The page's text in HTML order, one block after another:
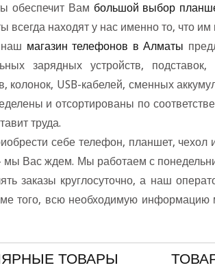
обеспечит Вам ольшой выбор
всегда находят у нас именно то, что им
наш магазин телефонов в Алматы
зарядных устройств,
колонок, USB-кабелей, сменных
и отсортированы по
труда.
себе телефон, планшет, чехол
мы Вас ждем. Мы работаем с
заказы круглосуточно, а наш
того, всю необходимую информацию
ТОВАРЫ